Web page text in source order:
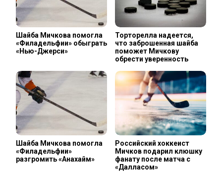
Шайба Мичкова помогла
«Филадельфии» обыграть
«Нью-Джерси»
Торторелла надеется,
что заброшенная шайба
поможет Мичкову
обрести уверенность
Шайба Мичкова помогла
«Филадельфии»
разгромить «Анахайм»
Российский хоккеист
Мичков подарил клюшку
фанату после матча с
«Далласом»